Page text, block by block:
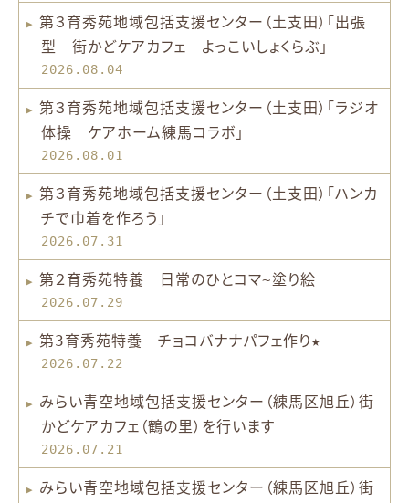
第３育秀苑地域包括支援センター（土支田）「出張
型 街かどケアカフェ よっこいしょくらぶ」
2026.08.04
第３育秀苑地域包括支援センター（土支田）「ラジオ
体操 ケアホーム練馬コラボ」
2026.08.01
第３育秀苑地域包括支援センター（土支田）「ハンカ
チで巾着を作ろう」
2026.07.31
第２育秀苑特養 日常のひとコマ~塗り絵
2026.07.29
第3育秀苑特養 チョコバナナパフェ作り★
2026.07.22
みらい青空地域包括支援センター（練馬区旭丘）街
かどケアカフェ（鶴の里）を行います
2026.07.21
みらい青空地域包括支援センター（練馬区旭丘）街